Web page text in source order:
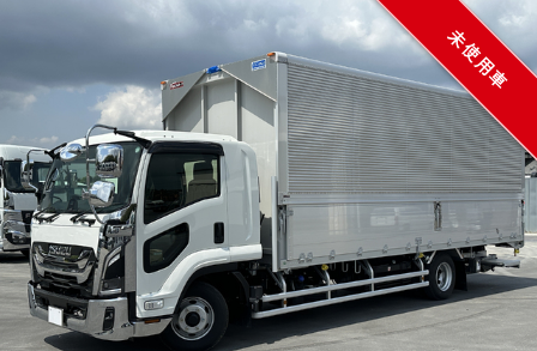
未使用車